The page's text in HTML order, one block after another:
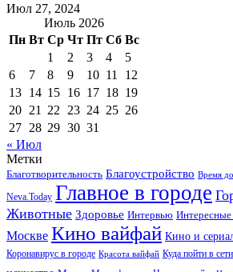
Июл 27, 2024
Июль 2026
Пн Вт Ср Чт Пт Сб Вс
1
2 3 4
5
6
7 8 9 10 11
12
13 14 15 16 17 18 19
20 21 22 23 24 25 26
27 28 29 30 31
« Июл
Метки
Благотворительность Благоустройство Время
Neva.Today Главное в городе
Животные Здоровье Интервью
Москве Кино вайфай Кино и
Коронавирус в городе Красота вайфай Куда пойти в сети